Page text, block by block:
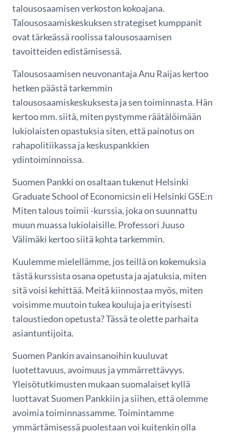
talousosaamisen verkoston kokoajana.
Talousosaamiskeskuksen strategiset kumppanit
ovat tärkeässä roolissa talousosaamisen
tavoitteiden edistämisessä.
Talousosaamisen neuvonantaja Anu Raijas kertoo
hetken päästä tarkemmin
talousosaamiskeskuksesta ja sen toiminnasta. Hän
kertoo mm. siitä, miten pystymme räätälöimään
lukiolaisten opastuksia siten, että painotus on
rahapolitiikassa ja keskuspankkien
ydintoiminnoissa.
Suomen Pankki on osaltaan tukenut Helsinki
Graduate School of Economicsin eli Helsinki GSE:n
Miten talous toimii -kurssia, joka on suunnattu
muun muassa lukiolaisille. Professori Juuso
Välimäki kertoo siitä kohta tarkemmin.
Kuulemme mielellämme, jos teillä on kokemuksia
tästä kurssista osana opetusta ja ajatuksia, miten
sitä voisi kehittää. Meitä kiinnostaa myös, miten
voisimme muutoin tukea kouluja ja erityisesti
taloustiedon opetusta? Tässä te olette parhaita
asiantuntijoita.
Suomen Pankin avainsanoihin kuuluvat
luotettavuus, avoimuus ja ymmärrettävyys.
Yleisötutkimusten mukaan suomalaiset kyllä
luottavat Suomen Pankkiin ja siihen, että olemme
avoimia toiminnassamme. Toimintamme
ymmärtämisessä puolestaan voi kuitenkin olla